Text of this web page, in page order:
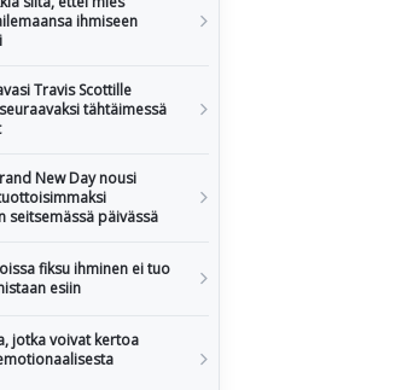
ihmiseen
Travis Scottille
tähtäimessä
New Day nousi
seitsemässä päivässä
fiksu ihminen ei tuo
esiin
jotka voivat kertoa